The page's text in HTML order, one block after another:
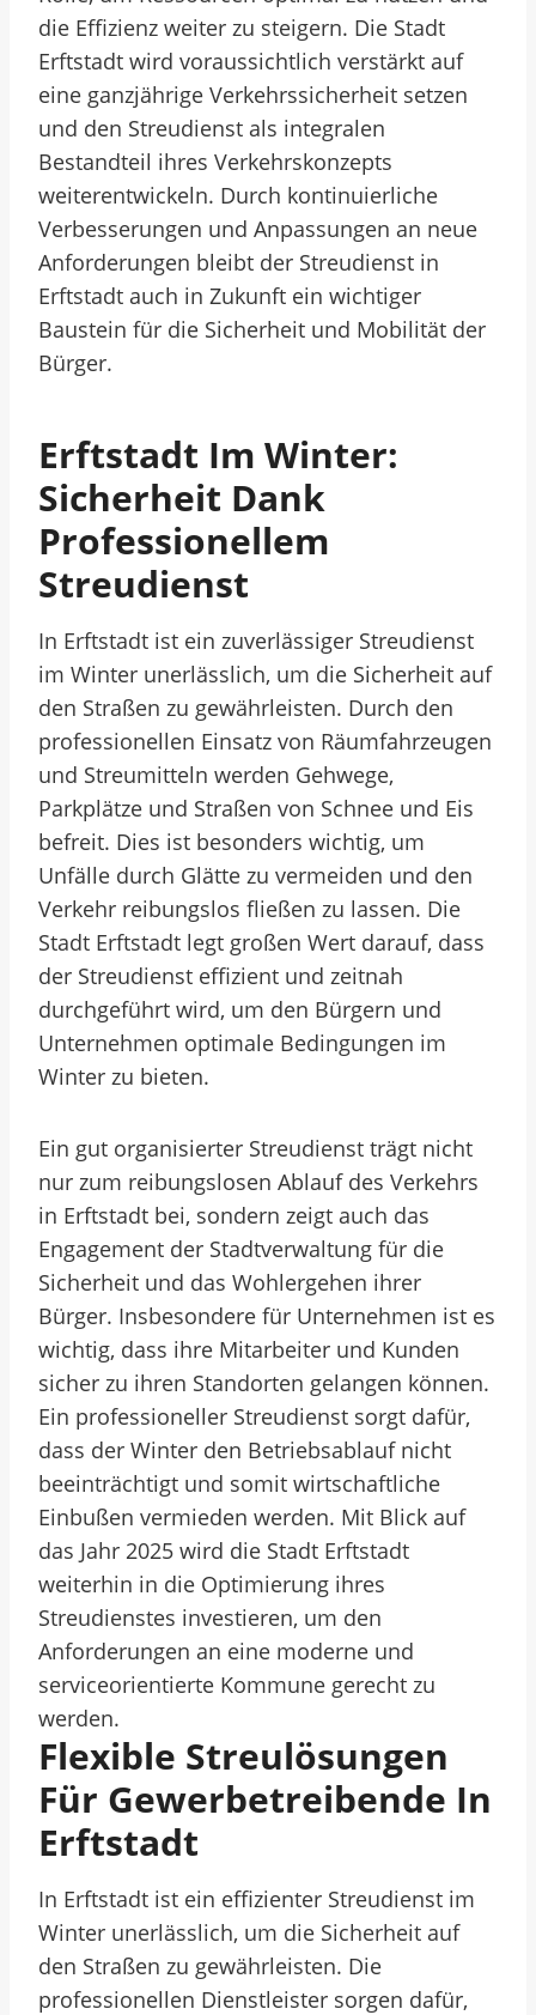
die Effizienz weiter zu steigern. Die Stadt
Erftstadt wird voraussichtlich verstärkt auf
eine ganzjährige Verkehrssicherheit setzen
und den Streudienst als integralen
Bestandteil ihres Verkehrskonzepts
weiterentwickeln. Durch kontinuierliche
Verbesserungen und Anpassungen an neue
Anforderungen bleibt der Streudienst in
Erftstadt auch in Zukunft ein wichtiger
Baustein für die Sicherheit und Mobilität der
Bürger.
Erftstadt Im Winter:
Sicherheit Dank
Professionellem
Streudienst
In Erftstadt ist ein zuverlässiger Streudienst
im Winter unerlässlich, um die Sicherheit auf
den Straßen zu gewährleisten. Durch den
professionellen Einsatz von Räumfahrzeugen
und Streumitteln werden Gehwege,
Parkplätze und Straßen von Schnee und Eis
befreit. Dies ist besonders wichtig, um
Unfälle durch Glätte zu vermeiden und den
Verkehr reibungslos fließen zu lassen. Die
Stadt Erftstadt legt großen Wert darauf, dass
der Streudienst effizient und zeitnah
durchgeführt wird, um den Bürgern und
Unternehmen optimale Bedingungen im
Winter zu bieten.
Ein gut organisierter Streudienst trägt nicht
nur zum reibungslosen Ablauf des Verkehrs
in Erftstadt bei, sondern zeigt auch das
Engagement der Stadtverwaltung für die
Sicherheit und das Wohlergehen ihrer
Bürger. Insbesondere für Unternehmen ist es
wichtig, dass ihre Mitarbeiter und Kunden
sicher zu ihren Standorten gelangen können.
Ein professioneller Streudienst sorgt dafür,
dass der Winter den Betriebsablauf nicht
beeinträchtigt und somit wirtschaftliche
Einbußen vermieden werden. Mit Blick auf
das Jahr 2025 wird die Stadt Erftstadt
weiterhin in die Optimierung ihres
Streudienstes investieren, um den
Anforderungen an eine moderne und
serviceorientierte Kommune gerecht zu
werden.
Flexible Streulösungen
Für Gewerbetreibende In
Erftstadt
In Erftstadt ist ein effizienter Streudienst im
Winter unerlässlich, um die Sicherheit auf
den Straßen zu gewährleisten. Die
professionellen Dienstleister sorgen dafür,